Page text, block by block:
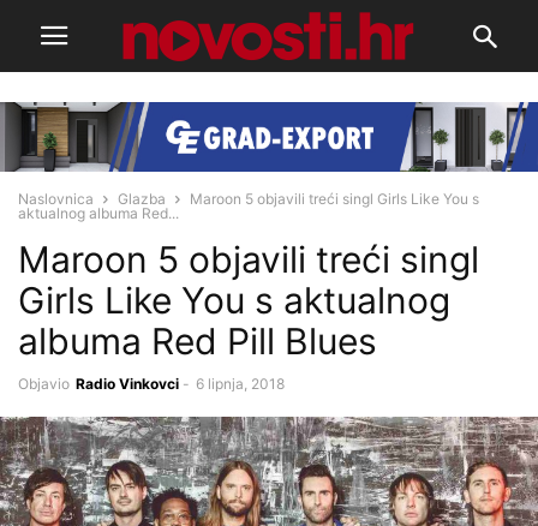
Naslovnica Glazba
Maroon 5 objavili treći singl Girls Like You s
aktualnog albuma Red...
Maroon 5 objavili treći singl
Girls Like You s aktualnog
albuma Red Pill Blues
Objavio Radio Vinkovci - 6 lipnja, 2018